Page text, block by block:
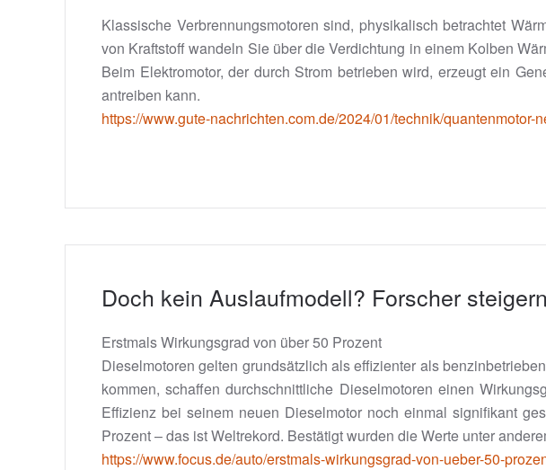
Klassische Verbrennungsmotoren sind, physikalisch betrachtet
von Kraftstoff wandeln Sie über die Verdichtung in einem Kolben
Beim Elektromotor, der durch Strom betrieben wird, erzeugt ein
antreiben kann.
https://www.gute-nachrichten.com.de/2024/01/technik/quantenmotor-
Doch kein Auslaufmodell? Forscher
Erstmals Wirkungsgrad von über 50 Prozent
Dieselmotoren gelten grundsätzlich als effizienter als
kommen, schaffen durchschnittliche Dieselmotoren einen
Effizienz bei seinem neuen Dieselmotor noch einmal signifikant
Prozent – das ist Weltrekord. Bestätigt wurden die Werte unter
https://www.focus.de/auto/erstmals-wirkungsgrad-von-ueber-50-